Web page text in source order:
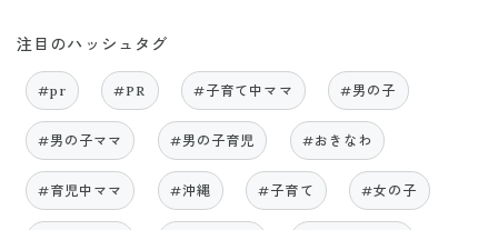
注目のハッシュタグ
#pr #PR #子育て中ママ #男の子
#男の子ママ #男の子育児 #おきなわ
#育児中ママ #沖縄 #子育て #女の子